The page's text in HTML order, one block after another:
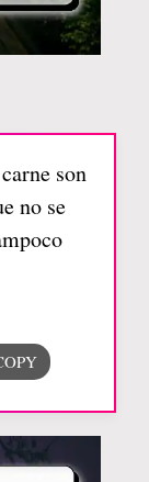
son
no se